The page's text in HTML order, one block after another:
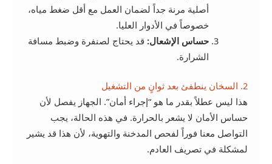
أصلية مرنة جداً لضمان العمل مع أقل ضغط مياه،
خصوصاً في الأدوار العليا.
حساس الإشعال: قد يحتاج لصنفرة وضبط مسافة
الشرارة.
2. السخان ينطفئ بعد ثوانٍ من التشغيل
هذا ليس عطلاً بقدر ما هو “إجراء أمان”. الجهاز يفصل لأن
حساس الأمان لا يشعر بالحرارة. في هذه الحالة، يجب
التواصل معنا فوراً لفحص المدخنة والتهوية، لأن هذا قد يشير
لمشكلة في تصريف العادم.